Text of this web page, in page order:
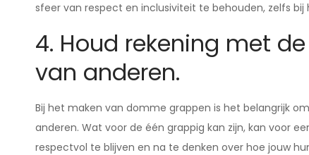
sfeer van respect en inclusiviteit te behouden, zelfs
4. Houd rekening met
van anderen.
Bij het maken van domme grappen is het belangrijk
anderen. Wat voor de één grappig kan zijn, kan voor
respectvol te blijven en na te denken over hoe jouw